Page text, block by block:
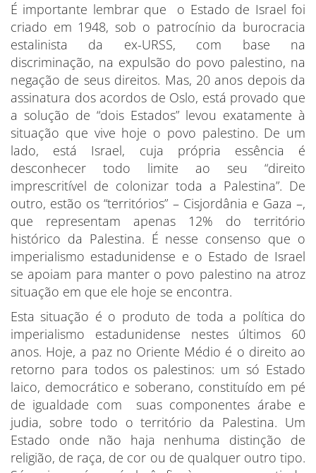
É importante lembrar que o Estado de Israel foi
criado em 1948, sob o patrocínio da burocracia
estalinista da ex-URSS, com base na
discriminação, na expulsão do povo palestino, na
negação de seus direitos. Mas, 20 anos depois da
assinatura dos acordos de Oslo, está provado que
a solução de “dois Estados” levou exatamente à
situação que vive hoje o povo palestino. De um
lado, está Israel, cuja própria essência é
desconhecer todo limite ao seu “direito
imprescritível de colonizar toda a Palestina”. De
outro, estão os “territórios” – Cisjordânia e Gaza –,
que representam apenas 12% do território
histórico da Palestina. É nesse consenso que o
imperialismo estadunidense e o Estado de Israel
se apoiam para manter o povo palestino na atroz
situação em que ele hoje se encontra.
Esta situação é o produto de toda a política do
imperialismo estadunidense nestes últimos 60
anos. Hoje, a paz no Oriente Médio é o direito ao
retorno para todos os palestinos: um só Estado
laico, democrático e soberano, constituído em pé
de igualdade com suas componentes árabe e
judia, sobre todo o território da Palestina. Um
Estado onde não haja nenhuma distinção de
religião, de raça, de cor ou de qualquer outro tipo.